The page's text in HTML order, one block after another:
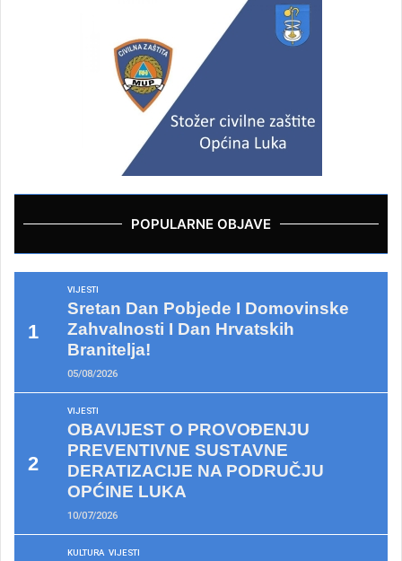
POPULARNE OBJAVE
VIJESTI
Sretan Dan Pobjede I Domovinske
Zahvalnosti I Dan Hrvatskih
Branitelja!
05/08/2026
VIJESTI
OBAVIJEST O PROVOĐENJU
PREVENTIVNE SUSTAVNE
DERATIZACIJE NA PODRUČJU
OPĆINE LUKA
10/07/2026
KULTURA VIJESTI